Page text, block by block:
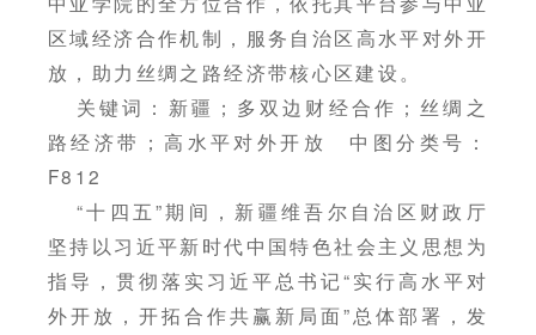
区域经济合作机制，服务自治区高水平对外开
放，助力丝绸之路经济带核心区建设。
关键词：新疆；多双边财经合作；丝绸之
路经济带；高水平对外开放 中图分类号：
F812
“十四五”期间，新疆维吾尔自治区财政厅
坚持以习近平新时代中国特色社会主义思想为
指导，贯彻落实习近平总书记“实行高水平对
外开放，开拓合作共赢新局面”总体部署，发